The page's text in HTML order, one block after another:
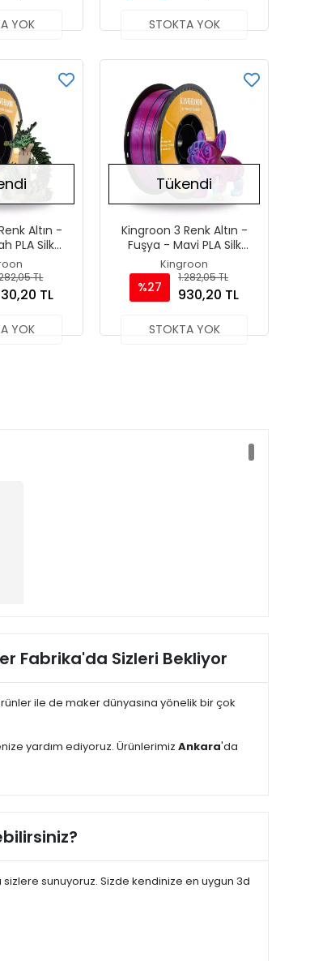
YOK STOKTA YOK
Altın -
PLA Silk
mm 1000gr
TL
TL
YOK
Tükendi
Kingroon 3 Renk Altın -
Fuşya - Mavi PLA Silk
Filament 1.75 mm 1000gr
Kingroon
%27
1.282,05 TL
930,20 TL
STOKTA YOK
yazı için
özgü özelliklere ve kullanım alanlarına sahip
ve parlak yüzeyi ile kullanım
soruların yanıtlarını ve daha fazlasını
Fabrika'da Sizleri Bekliyor
ile de maker dünyasına yönelik bir çok
yardım ediyoruz. Ürünlerimiz Ankara'da
sizlere sunuyoruz. Sizde kendinize en uygun 3d